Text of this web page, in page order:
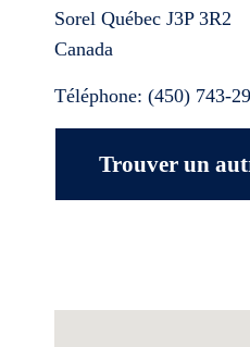
Sorel Québec J3P 3R2
Canada
Téléphone: (450) 743-
Trouver un